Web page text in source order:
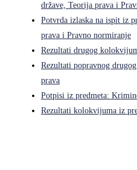
države, Teorija prava i
Potvrda izlaska na ispit iz
prava i Pravno normiranje
Rezultati drugog
Rezultati popravnog
prava
Potpisi iz predmeta:
Rezultati kolokvijuma iz